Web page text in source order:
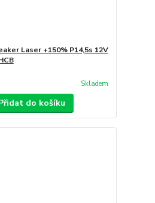
Laser +150% P14,5s 12V
Skladem
do košíku